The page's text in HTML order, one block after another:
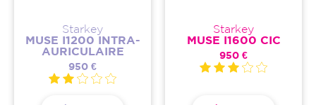
Starkey
MUSE I1200 INTRA-
AURICULAIRE
950 €
Starkey
MUSE I1600 CIC
950 €